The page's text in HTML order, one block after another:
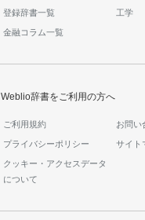
登録辞書一覧 工学
金融コラム一覧
Weblio辞書をご利用の方へ
ご利用規約 お問い
プライバシーポリシー サイト
クッキー・アクセスデータ
について